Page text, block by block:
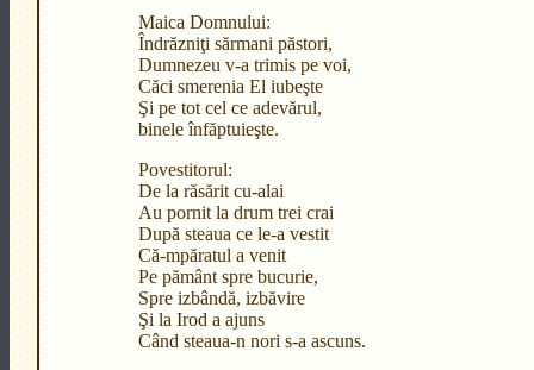
Maica Domnului:
Îndrăzniţi sărmani păstori,
Dumnezeu v-a trimis pe voi,
Căci smerenia El iubeşte
Şi pe tot cel ce adevărul,
binele înfăptuieşte.
Povestitorul:
De la răsărit cu-alai
Au pornit la drum trei crai
După steaua ce le-a vestit
Că-mpăratul a venit
Pe pământ spre bucurie,
Spre izbândă, izbăvire
Şi la Irod a ajuns
Când steaua-n nori s-a ascuns.